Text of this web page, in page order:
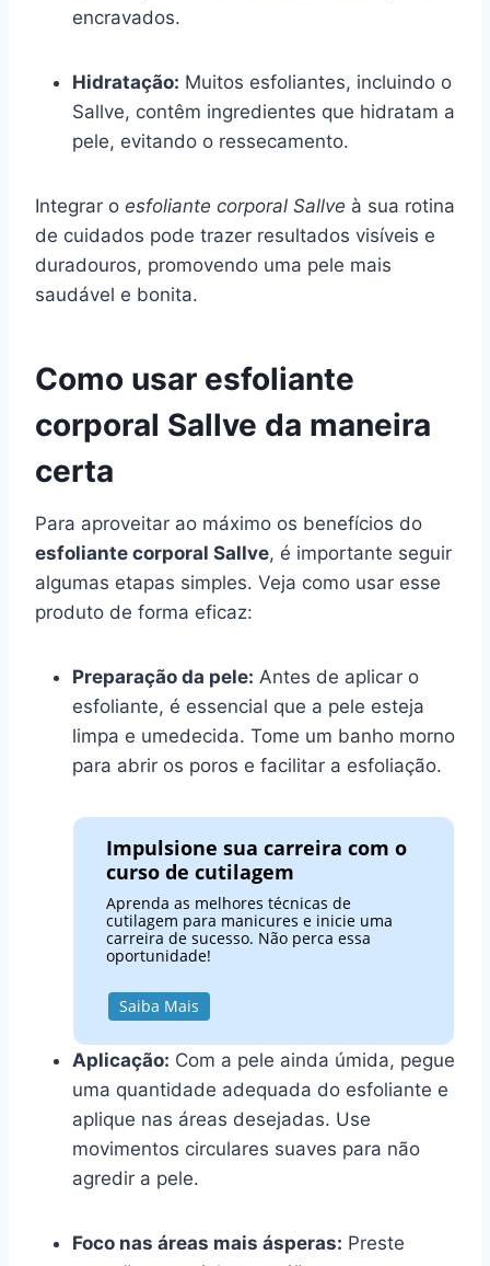
encravados.
Hidratação: Muitos esfoliantes, incluindo o
Sallve, contêm ingredientes que hidratam a
pele, evitando o ressecamento.
Integrar o esfoliante corporal Sallve à sua rotina
de cuidados pode trazer resultados visíveis e
duradouros, promovendo uma pele mais
saudável e bonita.
Como usar esfoliante
corporal Sallve da maneira
certa
Para aproveitar ao máximo os benefícios do
esfoliante corporal Sallve, é importante seguir
algumas etapas simples. Veja como usar esse
produto de forma eficaz:
Preparação da pele: Antes de aplicar o
esfoliante, é essencial que a pele esteja
limpa e umedecida. Tome um banho morno
para abrir os poros e facilitar a esfoliação.
Impulsione sua carreira com o
curso de cutilagem
Aprenda as melhores técnicas de
cutilagem para manicures e inicie uma
carreira de sucesso. Não perca essa
oportunidade!
Saiba Mais
Aplicação: Com a pele ainda úmida, pegue
uma quantidade adequada do esfoliante e
aplique nas áreas desejadas. Use
movimentos circulares suaves para não
agredir a pele.
Foco nas áreas mais ásperas: Preste